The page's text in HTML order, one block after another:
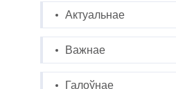
Актуальнае
Важнае
Галоўнае